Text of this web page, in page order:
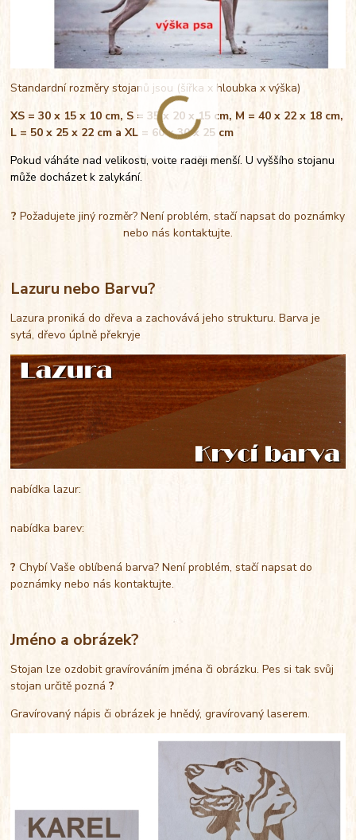
Standardní rozměry stojanů jsou (šířka x hloubka x výška)
XS = 30 x 15 x 10 cm, S = 35 x 20 x 15 cm, M = 40 x 22 x 18 cm,
L = 50 x 25 x 22 cm a XL = 60 x 30 x 25 cm
Pokud váháte nad velikostí, volte raději menší. U vyššího stojanu
může docházet k zalykání.
? Požadujete jiný rozměr? Není problém, stačí napsat do poznámky
nebo nás kontaktujte.
Lazuru nebo Barvu?
Lazura proniká do dřeva a zachovává jeho strukturu. Barva je
sytá, dřevo úplně překryje
nabídka lazur:
nabídka barev:
?Chybí Vaše oblíbená barva? Není problém, stačí napsat do
poznámky nebo nás kontaktujte.
Jméno a obrázek?
Stojan lze ozdobit gravírováním jména či obrázku. Pes si tak svůj
stojan určitě pozná?
Gravírovaný nápis či obrázek je hnědý, gravírovaný laserem.